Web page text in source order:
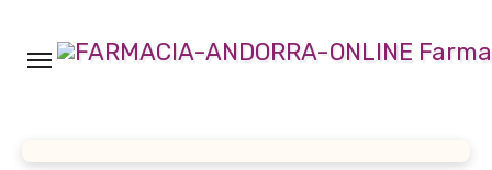
contenido